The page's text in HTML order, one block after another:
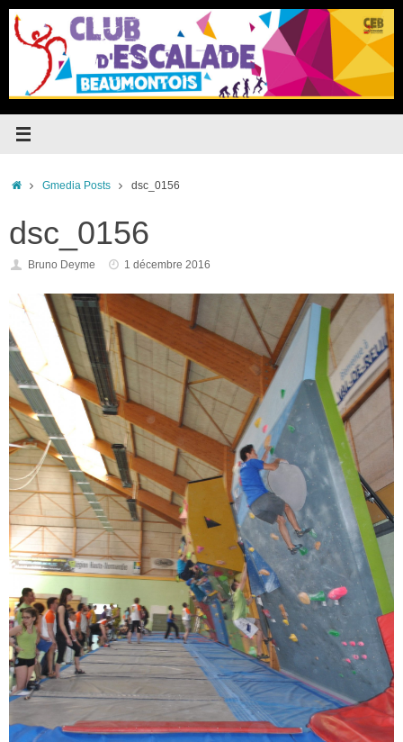
Passer
contenu
Accueil
Gmedia Posts dsc_0156
dsc_0156
Bruno Deyme 1 décembre 2016